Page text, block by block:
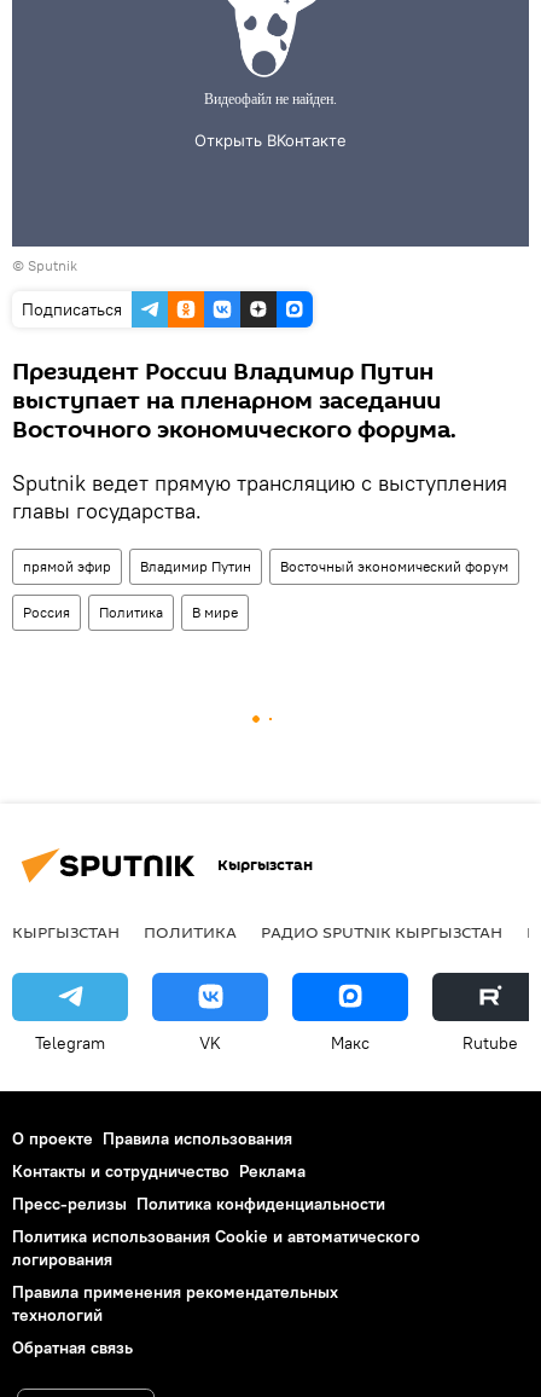
© Sputnik
Подписаться
Президент России Владимир Путин
выступает на пленарном заседании
Восточного экономического форума.
Sputnik ведет прямую трансляцию с выступления
главы государства.
прямой эфир Владимир Путин Восточный экономический форум
Россия Политика В мире
Кыргызстан
КЫРГЫЗСТАН ПОЛИТИКА РАДИО SPUTNIK КЫРГЫЗСТАН
Telegram VK Макс Rutube
О проекте Правила использования
Контакты и сотрудничество Реклама
Пресс-релизы Политика конфиденциальности
Политика использования Cookie и автоматического
логирования
Правила применения рекомендательных
технологий
Обратная связь